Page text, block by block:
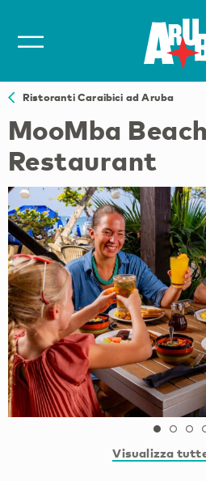
Ristoranti Caraibici ad Aruba
MooMba
Restaurant
Visualizza